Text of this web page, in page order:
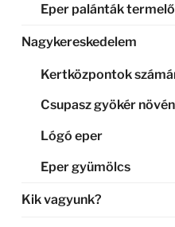
Eper palánták
Nagykereskedelem
Kertközpontok
Csupasz gyökér
Lógó eper
Eper gyümölcs
Kik vagyunk?